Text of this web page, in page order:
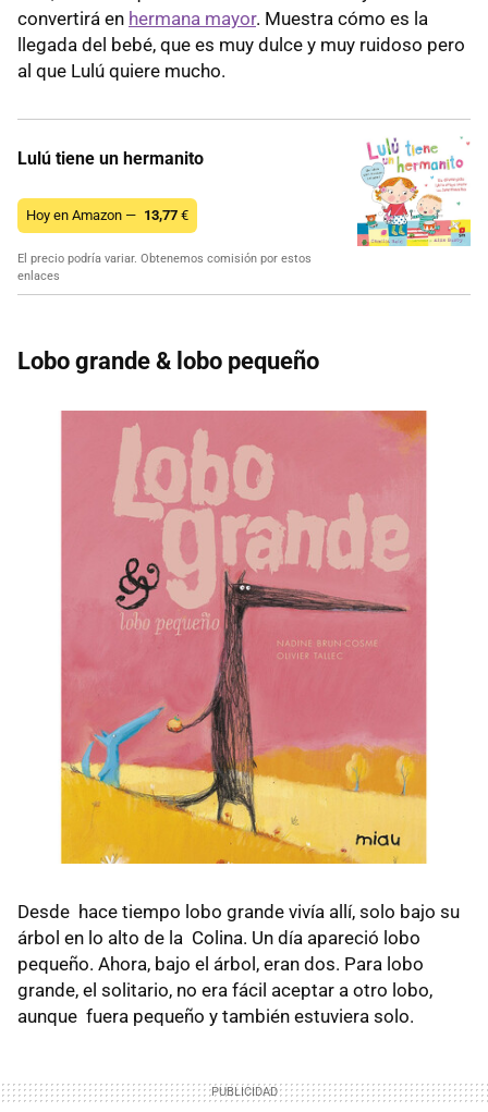
convertirá en hermana mayor. Muestra cómo es la
llegada del bebé, que es muy dulce y muy ruidoso pero
al que Lulú quiere mucho.
Lulú tiene un hermanito
Hoy en Amazon — 13,77 €
El precio podría variar. Obtenemos comisión por estos
enlaces
Lobo grande & lobo pequeño
Desde hace tiempo lobo grande vivía allí, solo bajo su
árbol en lo alto de la Colina. Un día apareció lobo
pequeño. Ahora, bajo el árbol, eran dos. Para lobo
grande, el solitario, no era fácil aceptar a otro lobo,
aunque fuera pequeño y también estuviera solo.